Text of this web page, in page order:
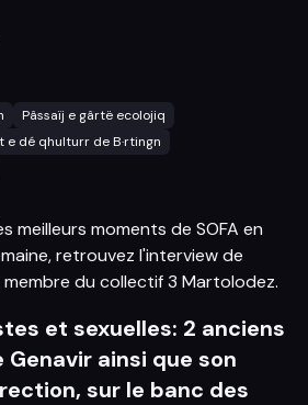
Pâssaïj e gârtë ecolojiq
dé qhulturr de B·rtingn
meilleurs moments de SOFA en
retrouvez l'interview de
du collectif 3 Martolodez.
et sexuelles: 2 anciens
Genavir ainsi que son
sur le banc des